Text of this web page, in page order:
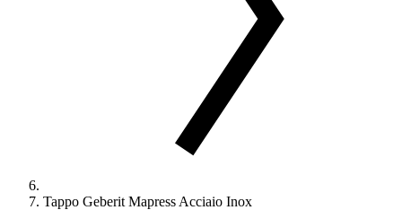
Tappo Geberit Mapress Acciaio Inox